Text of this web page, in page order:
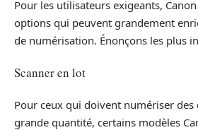
Pour les utilisateurs exigeants,
options qui peuvent grandement
de numérisation. Énonçons les plus
Scanner en lot
Pour ceux qui doivent numériser des
grande quantité, certains modèles